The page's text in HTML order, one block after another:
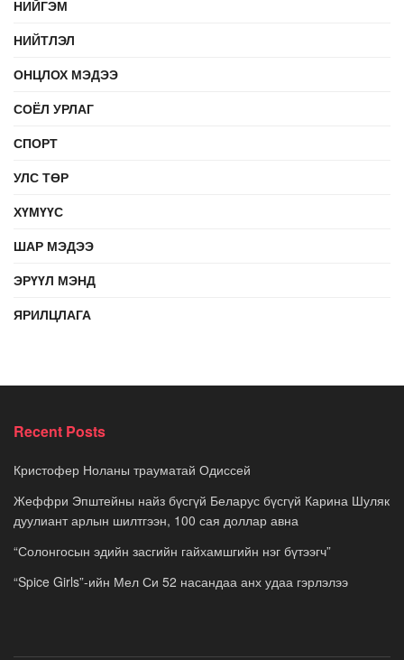
НИЙГЭМ
НИЙТЛЭЛ
ОНЦЛОХ МЭДЭЭ
СОЁЛ УРЛАГ
СПОРТ
УЛС ТӨР
ХҮМҮҮС
ШАР МЭДЭЭ
ЭРҮҮЛ МЭНД
ЯРИЛЦЛАГА
Recent Posts
Кристофер Ноланы трауматай Одиссей
Жеффри Эпштейны найз бүсгүй Беларус бүсгүй Карина Шуляк
дуулиант арлын шилтгээн, 100 сая доллар авна
“Солонгосын эдийн засгийн гайхамшгийн нэг бүтээгч”
“Spice Girls”-ийн Мел Си 52 насандаа анх удаа гэрлэлээ